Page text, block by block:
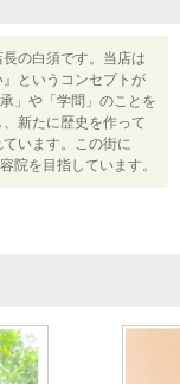
の白須です。当店は
』というコンセプトが
」や「学問」のことを
新たに歴史を作って
います。この街に
院を目指しています。